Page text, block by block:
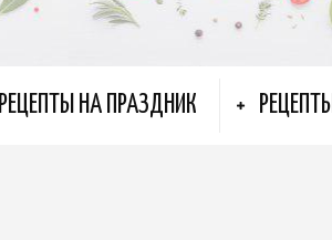
РЕЦЕПТЫ НА ПРАЗДНИК РЕЦЕПТЫ